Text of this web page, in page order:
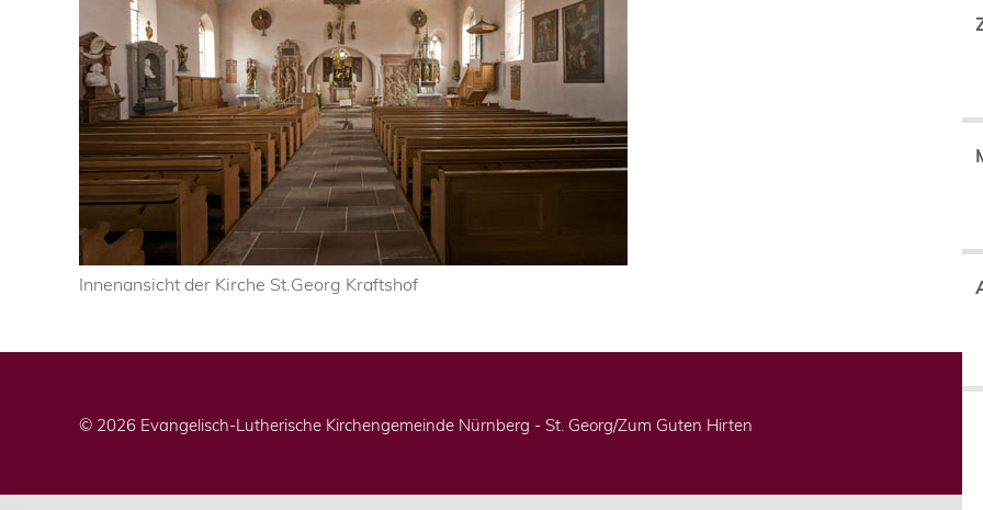
Innenansicht der Kirche St.Georg Kraftshof
© 2026 Evangelisch-Lutherische Kirchengemeinde Nürnberg - St. Georg/Zum Guten Hirten